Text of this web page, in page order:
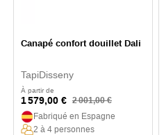
Canapé confort douillet Dali
TapiDisseny
À partir de
1 579,00 € 2 001,00 €
Fabriqué en Espagne
2 à 4 personnes